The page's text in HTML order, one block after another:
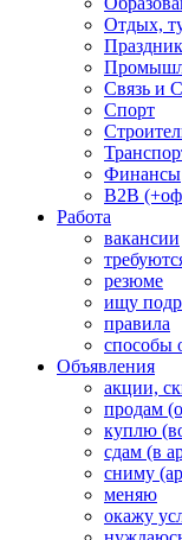
Отдых,
Связь и
Спорт
Финансы
B2B
Работа
вакансии
резюме
ищу
правила
способы
Объявления
акции,
продам
куплю
сдам (в
сниму
меняю
окажу